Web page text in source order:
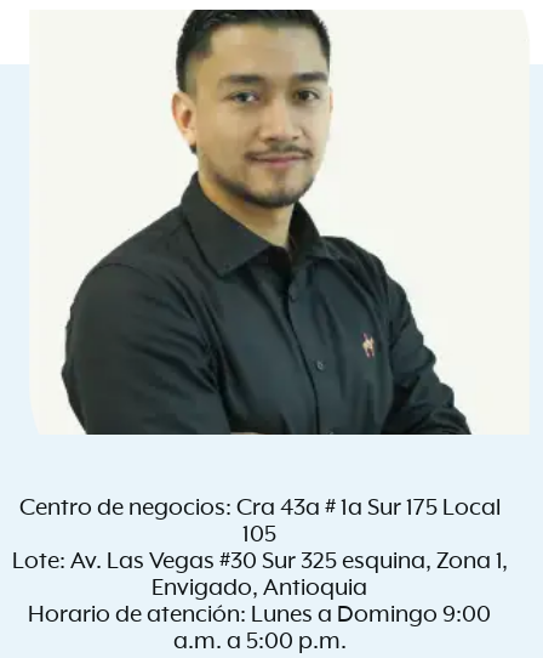
Centro de negocios: Cra 43a # 1a Sur 175 Local
105
Lote: Av. Las Vegas #30 Sur 325 esquina, Zona 1,
Envigado, Antioquia
Horario de atención: Lunes a Domingo 9:00
a.m. a 5:00 p.m.